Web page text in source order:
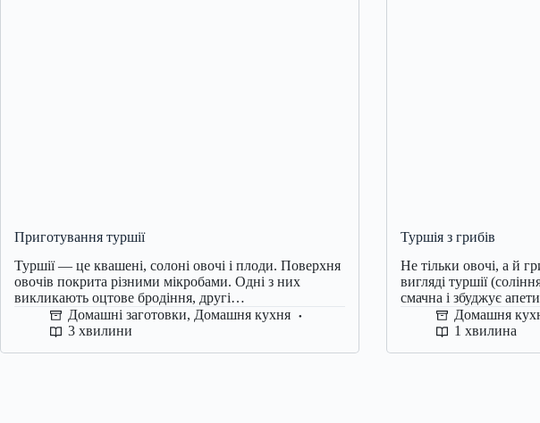
Приготування туршії
Туршії — це квашені, солоні овочі і плоди. Поверхня
овочів покрита різними мікробами. Одні з них
викликають оцтове бродіння, другі…
Домашні заготовки, Домашня кухня
3 хвилини
Туршія з грибів
Не тільки овочі, а й
вигляді туршії
смачна і збуджує
Домашня
1 хвилина